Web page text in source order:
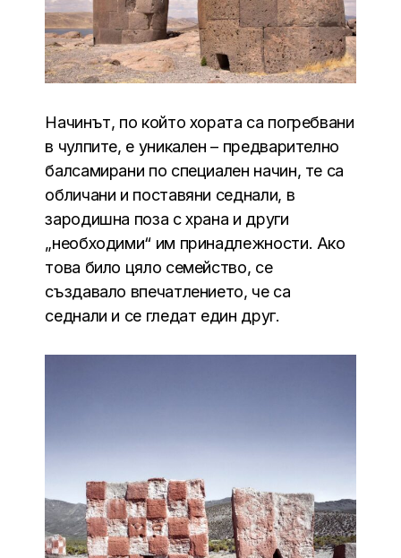
Начинът, по който хората са погребвани
в чулпите, е уникален – предварително
балсамирани по специален начин, те са
обличани и поставяни седнали, в
зародишна поза с храна и други
„необходими“ им принадлежности. Ако
това било цяло семейство, се
създавало впечатлението, че са
седнали и се гледат един друг.